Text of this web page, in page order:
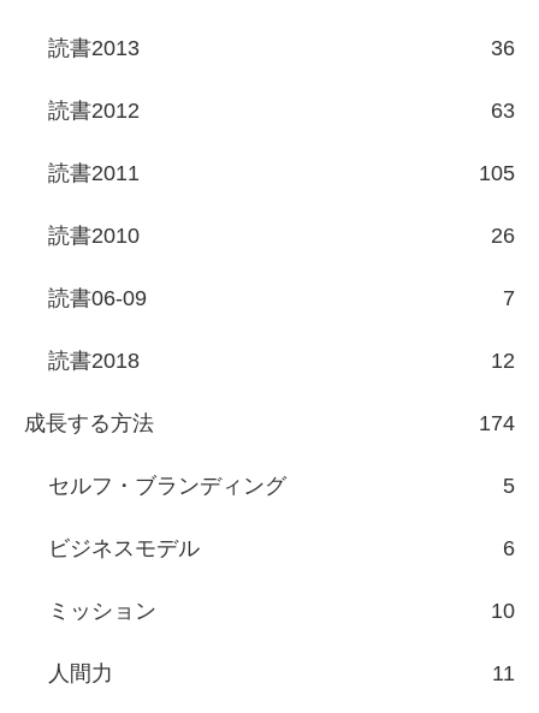
読書2013 36
読書2012 63
読書2011 105
読書2010 26
読書06-09 7
読書2018 12
成長する方法 174
セルフ・ブランディング 5
ビジネスモデル 6
ミッション 10
人間力 11